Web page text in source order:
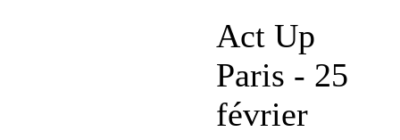
Act Up
Paris - 25
février